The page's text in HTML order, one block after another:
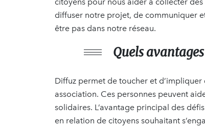
diffuser notre projet, de communiquer
être pas dans notre réseau.
Quels
Diffuz permet de toucher et
association. Ces personnes peuvent
solidaires. L’avantage principal des
en relation de citoyens souhaitant